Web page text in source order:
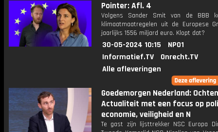
Pointer: Afl. 4
Volgens Sander Smit van de BBB
klimaatmaatregelen uit de Europese
jaarlijks 1556 miljard euro. Klopt dat?
30-05-2024 10:15
NPO1
Informatief.TV
Onrecht.TV
Alle afleveringen
Goedemorgen Nederland:
Actualiteit met een focus op
economie, veiligheid en N
Te gast zijn lijsttrekker NSC Europa